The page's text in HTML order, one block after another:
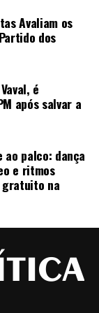
público nem
Bolsonaro e de
nova
A CONTA.
Avaliam os
dos
é
após salvar a
ao palco: dança
e ritmos
gratuito na